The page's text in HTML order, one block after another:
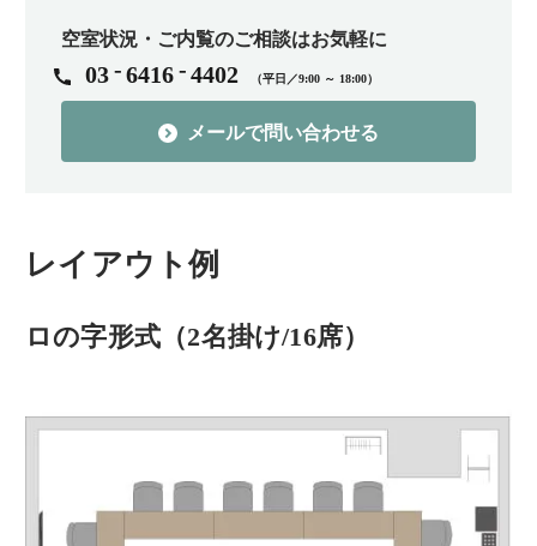
空室状況・ご内覧のご相談はお気軽に
03-6416-4402 （平日／9:00 ～ 18:00）
メールで問い合わせる
レイアウト例
ロの字形式（2名掛け/16席）